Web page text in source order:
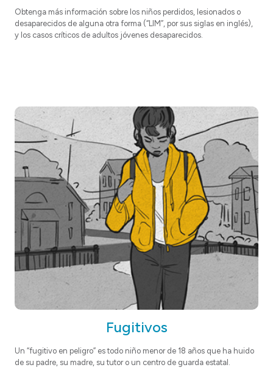
Obtenga más información sobre los niños perdidos, lesionados o
desaparecidos de alguna otra forma (“LIM”, por sus siglas en inglés),
y los casos críticos de adultos jóvenes desaparecidos.
Fugitivos
Un “fugitivo en peligro” es todo niño menor de 18 años que ha huido
de su padre, su madre, su tutor o un centro de guarda estatal.